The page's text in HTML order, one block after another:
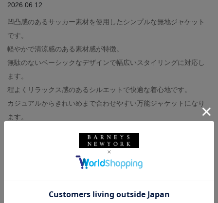
2026.06.12
凹凸感のあるサッカー素材を使用したシンプルな無地ジャケット
です。
軽やかで清涼感のある素材感が特徴。
無駄のないベーシックなデザインで幅広いスタイリングに対応し
ます。
程よくリラックス感のあるシルエットで快適な着心地です。
カジュアルからきれいめまで合わせやすい万能ジャケットになり
ます。
BARNEYS NEW YORK